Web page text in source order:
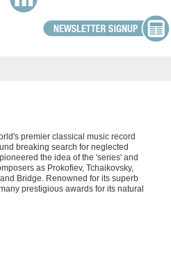
premier classical music record
breaking search for neglected
the idea of the 'series' and
as Prokofiev, Tchaikovsky,
Bridge. Renowned for its superb
prestigious awards for its natural